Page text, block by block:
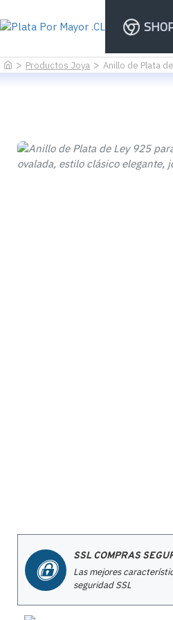
Productos Joya Anillo de Plata
SSL COMPRAS
Las mejores
seguridad SSL